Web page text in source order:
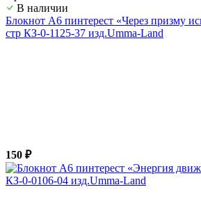
В наличии
Блокнот А6 пинтерест «Через призму
стр КЗ-0-1125-37 изд.Umma-Land
150 ₽